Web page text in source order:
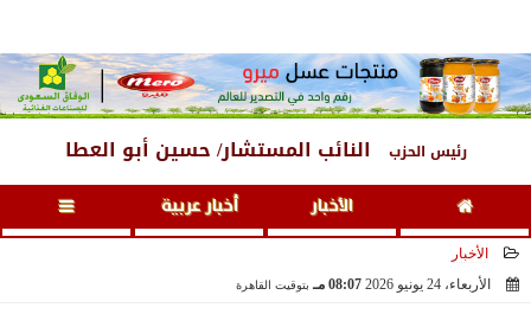
رئيس الحزب النائب المستشار/ حسين أبو العطا
الأخبار أخبار عربية
الأخبار
الأربعاء، 24 يونيو 2026
08:07 مـ بتوقيت القاهرة